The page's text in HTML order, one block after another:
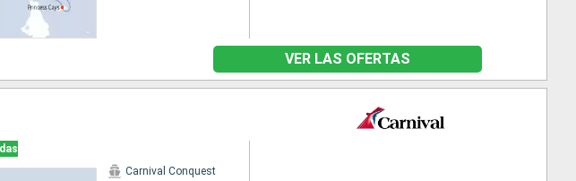
VER LAS OFERTAS
Carnival Conquest